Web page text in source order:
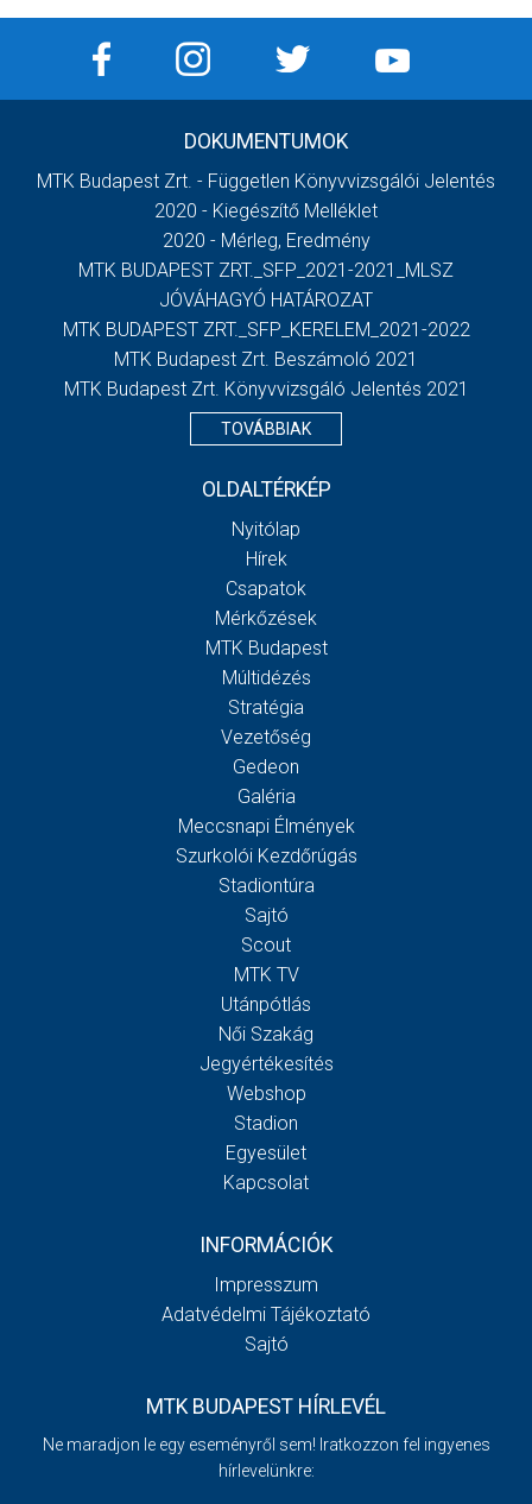
DOKUMENTUMOK
MTK Budapest Zrt. - Független Könyvvizsgálói Jelentés
2020 - Kiegészítő Melléklet
2020 - Mérleg, Eredmény
MTK BUDAPEST ZRT._SFP_2021-2021_MLSZ
JÓVÁHAGYÓ HATÁROZAT
MTK BUDAPEST ZRT._SFP_KERELEM_2021-2022
MTK Budapest Zrt. Beszámoló 2021
MTK Budapest Zrt. Könyvvizsgáló Jelentés 2021
TOVÁBBIAK
OLDALTÉRKÉP
Nyitólap
Hírek
Csapatok
Mérkőzések
MTK Budapest
Múltidézés
Stratégia
Vezetőség
Gedeon
Galéria
Meccsnapi Élmények
Szurkolói Kezdőrúgás
Stadiontúra
Sajtó
Scout
MTK TV
Utánpótlás
Női Szakág
Jegyértékesítés
Webshop
Stadion
Egyesület
Kapcsolat
INFORMÁCIÓK
Impresszum
Adatvédelmi Tájékoztató
Sajtó
MTK BUDAPEST HÍRLEVÉL
Ne maradjon le egy eseményről sem! Iratkozzon fel ingyenes
hírlevelünkre: